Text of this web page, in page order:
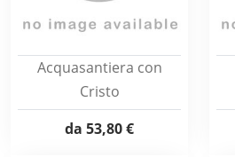
Acquasantiera con
Cristo
da 53,80 €